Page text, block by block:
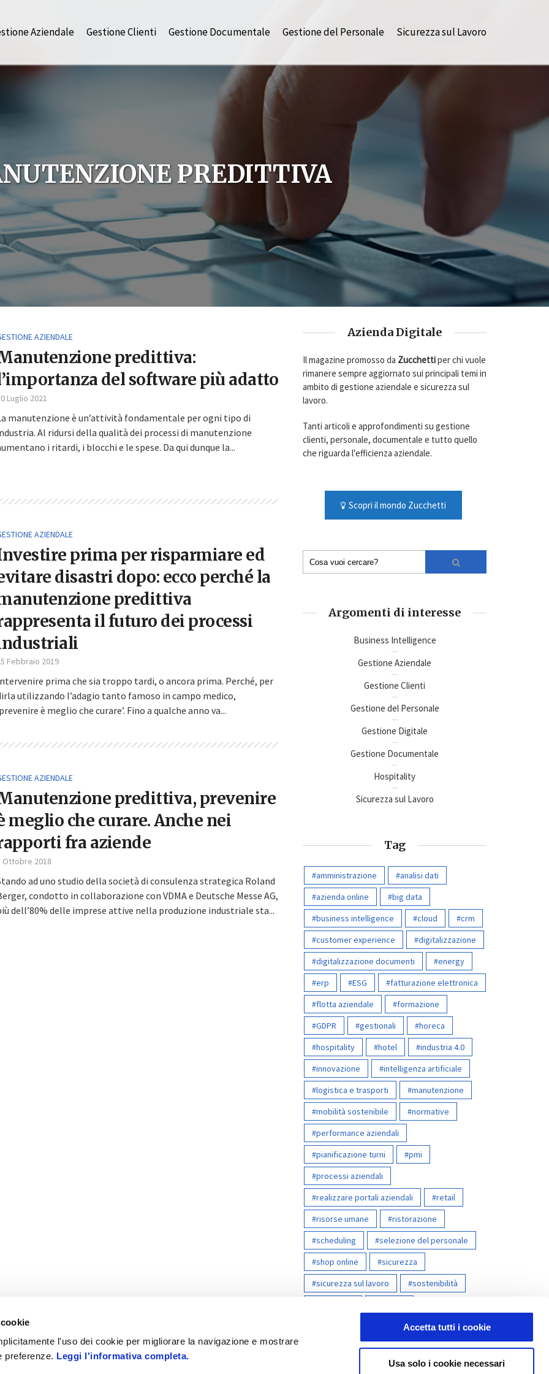
l'uso dei cookie per migliorare la navigazione e mostrare
preferenze. Leggi l'informativa completa.
Accetta tutti i cookie
Usa solo i cookie necessari
Aziendale Gestione Clienti Gestione Documentale Gestione del Personale Sicurezza sul Lavoro
PREDITTIVA
AZIENDALE
predittiva:
del software più adatto
Luglio 2021
manutenzione è un’attività fondamentale per ogni tipo di
Al ridursi della qualità dei processi di manutenzione
i ritardi, i blocchi e le spese. Da qui dunque la...
AZIENDALE
prima per risparmiare ed
disastri dopo: ecco perché la
predittiva
il futuro dei processi
Febbraio 2019
prima che sia troppo tardi, o ancora prima. Perché, per
utilizzando l’adagio tanto famoso in campo medico,
è meglio che curare’. Fino a qualche anno va...
AZIENDALE
predittiva, prevenire
meglio che curare. Anche nei
fra aziende
Ottobre 2018
ad uno studio della società di consulenza strategica Roland
condotto in collaborazione con VDMA e Deutsche Messe AG,
dell’80% delle imprese attive nella produzione industriale sta...
Azienda Digitale
Il magazine promosso da Zucchettiper chi vuole
rimanere sempre aggiornato sui principali temi in
ambito di gestione aziendale e sicurezza sul
lavoro.
Tanti articoli e approfondimenti su gestione
clienti, personale, documentale e tutto quello
che riguarda l'efficienza aziendale.
Scopri il mondo Zucchetti
Argomenti di interesse
Business Intelligence
Gestione Aziendale
Gestione Clienti
Gestione del Personale
Gestione Digitale
Gestione Documentale
Hospitality
Sicurezza sul Lavoro
Tag
amministrazione
analisi dati
azienda online
big data
business intelligence
cloud
crm
customer experience
digitalizzazione
digitalizzazione documenti
energy
erp
ESG
fatturazione elettronica
flotta aziendale
formazione
GDPR
gestionali
horeca
hospitality
hotel
industria 4.0
innovazione
intelligenza artificiale
logistica e trasporti
manutenzione
mobilità sostenibile
normative
performance aziendali
pianificazione turni
pmi
processi aziendali
realizzare portali aziendali
retail
risorse umane
ristorazione
scheduling
selezione del personale
shop online
sicurezza
sicurezza sul lavoro
sostenibilità